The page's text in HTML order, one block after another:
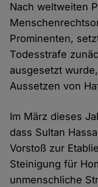
Nach weltweiten
Prominenten,
Todesstrafe
ausgesetzt
Aussetzen von
Im März dieses
dass Sultan
Vorstoß zur
Steinigung für
unmenschliche